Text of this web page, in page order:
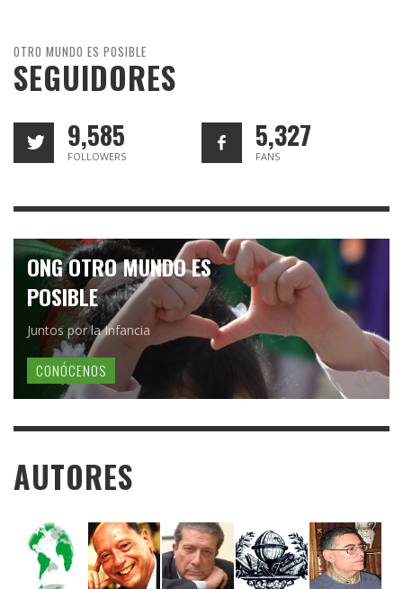
OTRO MUNDO ES POSIBLE
SEGUIDORES
9,585
FOLLOWERS
5,327
FANS
ONG OTRO MUNDO ES
POSIBLE
Juntos por la Infancia
CONÓCENOS
AUTORES